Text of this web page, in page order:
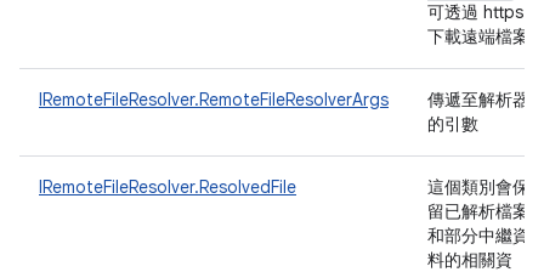
可透過 https
下載遠端檔案
IRemoteFileResolver.RemoteFileResolverArgs
傳遞至解析器
的引數
IRemoteFileResolver.ResolvedFile
這個類別會保
留已解析檔案
和部分中繼資
料的相關資